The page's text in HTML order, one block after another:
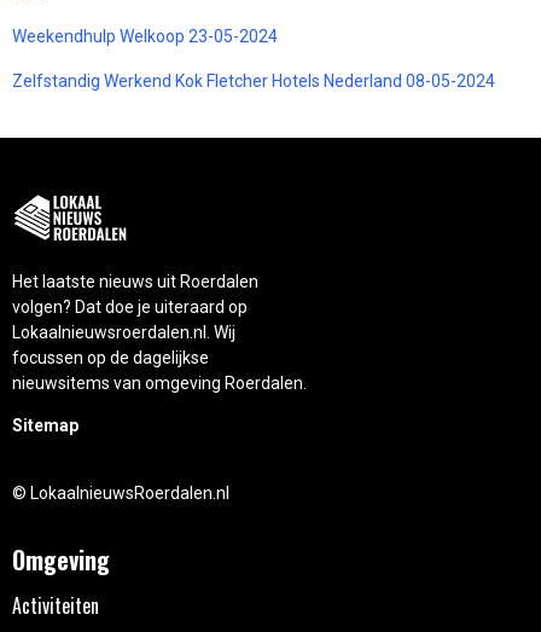
Weekendhulp Welkoop 23-05-2024
Zelfstandig Werkend Kok Fletcher Hotels Nederland 08-05-2024
Het laatste nieuws uit Roerdalen
volgen? Dat doe je uiteraard op
Lokaalnieuwsroerdalen.nl. Wij
focussen op de dagelijkse
nieuwsitems van omgeving Roerdalen.
Sitemap
© LokaalnieuwsRoerdalen.nl
Omgeving
Activiteiten